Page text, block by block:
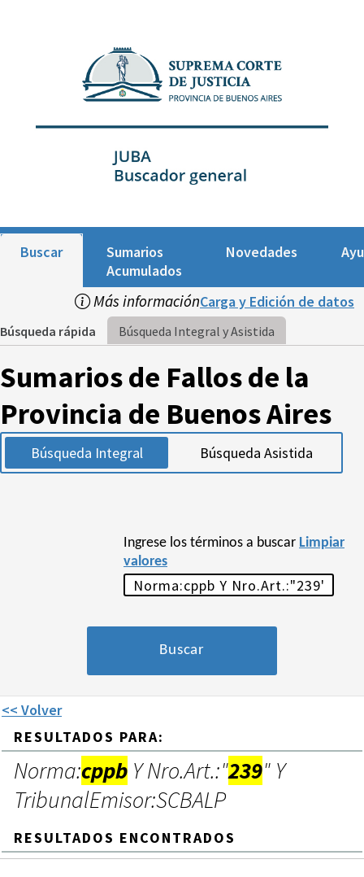
Buscar
Sumarios
Acumulados
Novedades
Más informaciónCarga y Edición de datos
Búsqueda rápida Búsqueda Integral y Asistida
Sumarios de Fallos de la
Provincia de Buenos Aires
Búsqueda Integral Búsqueda Asistida
Ingrese los términos a buscar Limpiar
valores
<< Volver
RESULTADOS PARA:
Norma:cppb Y Nro.Art.:"239" Y
TribunalEmisor:SCBALP
RESULTADOS ENCONTRADOS